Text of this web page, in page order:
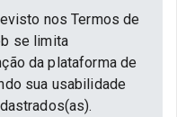
nos Termos de
se limita
da plataforma de
sua usabilidade